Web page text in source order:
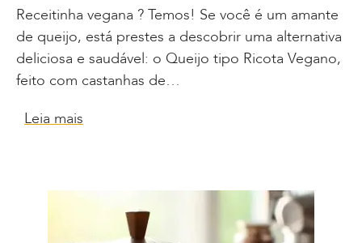
Receitinha vegana ? Temos! Se você é um amante
de queijo, está prestes a descobrir uma alternativa
deliciosa e saudável: o Queijo tipo Ricota Vegano,
feito com castanhas de…
Leia mais